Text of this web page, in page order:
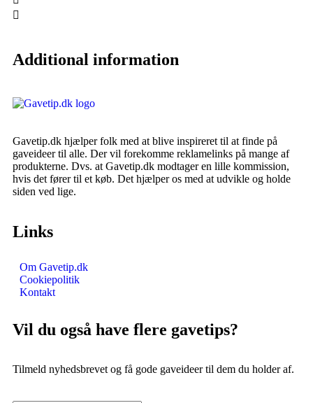
Additional information
Gavetip.dk hjælper folk med at blive inspireret til at finde på
gaveideer til alle. Der vil forekomme reklamelinks på mange af
produkterne. Dvs. at Gavetip.dk modtager en lille kommission,
hvis det fører til et køb. Det hjælper os med at udvikle og holde
siden ved lige.
Links
Om Gavetip.dk
Cookiepolitik
Kontakt
Vil du også have flere gavetips?
Tilmeld nyhedsbrevet og få gode gaveideer til dem du holder af.